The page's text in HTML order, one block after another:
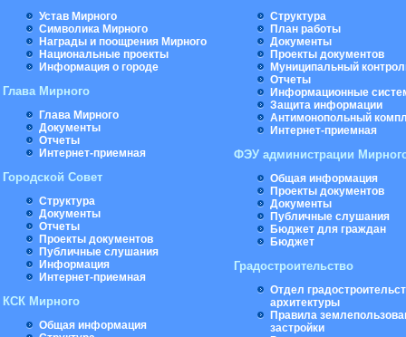
Устав Мирного
Символика Мирного
Награды и поощрения Мирного
Национальные проекты
Информация о городе
Глава Мирного
Глава Мирного
Документы
Отчеты
Интернет-приемная
Городской Совет
Структура
Документы
Отчеты
Проекты документов
Публичные слушания
Информация
Интернет-приемная
КСК Мирного
Общая информация
Структура
План работы
Документы
Проекты документов
Муниципальный
Отчеты
Информационные
Защита информации
Антимонопольный
Интернет-приемная
ФЭУ администрации
Общая информация
Проекты документов
Документы
Публичные слушания
Бюджет для граждан
Бюджет
Градостроительство
Отдел
архитектуры
Правила
застройки